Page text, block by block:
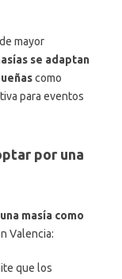
mayor
se adaptan
como
para eventos
por una
masía como
Valencia:
que los